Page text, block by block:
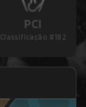
PCI
Classificação #182